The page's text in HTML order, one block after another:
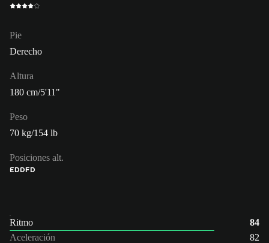
Pie
Derecho
Altura
180 cm/5'11"
Peso
70 kg/154 lb
Posiciones alt.
EDDFD
Ritmo
84
Aceleración
82